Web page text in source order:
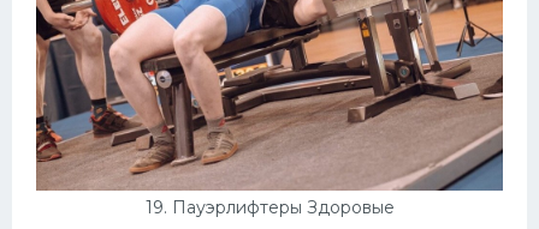
19. Пауэрлифтеры Здоровые